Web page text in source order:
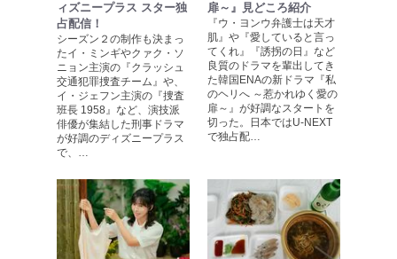
ィズニープラス スター独
占配信！
シーズン２の制作も決まっ
たイ・ミンギやクァク・ソ
ニョン主演の『クラッシュ
交通犯罪捜査チーム』や、
イ・ジェフン主演の『捜査
班長 1958』など、演技派
俳優が集結した刑事ドラマ
が好調のディズニープラス
で、…
扉～』見どころ紹介
『ウ・ヨンウ弁護士は天才
肌』や『愛していると言っ
てくれ』『誘拐の日』など
良質のドラマを輩出してき
た韓国ENAの新ドラマ『私
のヘリへ ～惹かれゆく愛の
扉～』が好調なスタートを
切った。日本ではU-NEXT
で独占配…